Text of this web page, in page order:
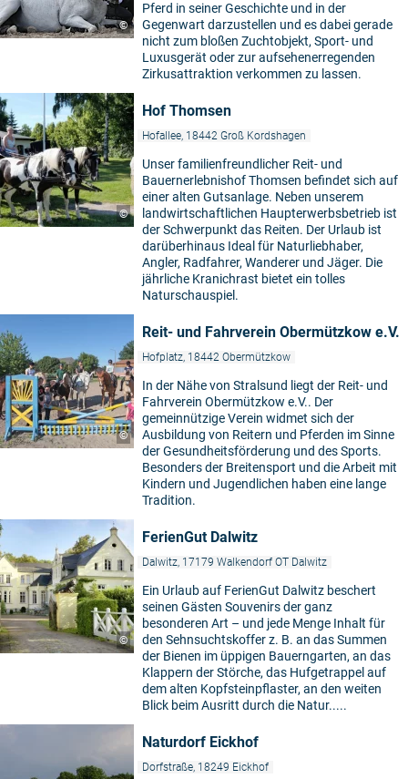
©
Pferd in seiner Geschichte und in der
Gegenwart darzustellen und es dabei gerade
nicht zum bloßen Zuchtobjekt, Sport- und
Luxusgerät oder zur aufsehenerregenden
Zirkusattraktion verkommen zu lassen.
©
Hof Thomsen
Hofallee, 18442 Groß Kordshagen
Unser familienfreundlicher Reit- und
Bauernerlebnishof Thomsen befindet sich auf
einer alten Gutsanlage. Neben unserem
landwirtschaftlichen Haupterwerbsbetrieb ist
der Schwerpunkt das Reiten. Der Urlaub ist
darüberhinaus Ideal für Naturliebhaber,
Angler, Radfahrer, Wanderer und Jäger. Die
jährliche Kranichrast bietet ein tolles
Naturschauspiel.
©
Reit- und Fahrverein Obermützkow e.V.
Hofplatz, 18442 Obermützkow
In der Nähe von Stralsund liegt der Reit- und
Fahrverein Obermützkow e.V.. Der
gemeinnützige Verein widmet sich der
Ausbildung von Reitern und Pferden im Sinne
der Gesundheitsförderung und des Sports.
Besonders der Breitensport und die Arbeit mit
Kindern und Jugendlichen haben eine lange
Tradition.
©
FerienGut Dalwitz
Dalwitz, 17179 Walkendorf OT Dalwitz
Ein Urlaub auf FerienGut Dalwitz beschert
seinen Gästen Souvenirs der ganz
besonderen Art – und jede Menge Inhalt für
den Sehnsuchtskoffer z. B. an das Summen
der Bienen im üppigen Bauerngarten, an das
Klappern der Störche, das Hufgetrappel auf
dem alten Kopfsteinpflaster, an den weiten
Blick beim Ausritt durch die Natur.....
Naturdorf Eickhof
Dorfstraße, 18249 Eickhof